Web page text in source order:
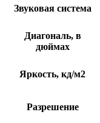
Звуковая система
Диагональ, в
дюймах
Яркость, кд/м2
Разрешение